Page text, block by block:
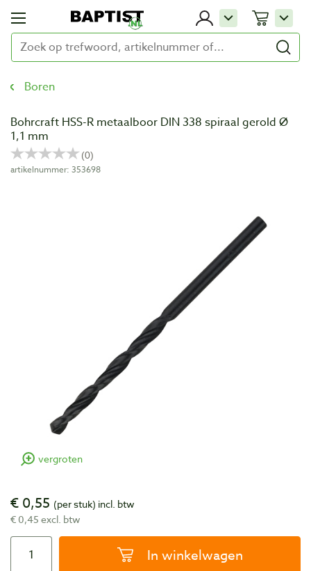
Boren
Bohrcraft HSS-R metaalboor DIN 338 spiraal gerold Ø
1,1 mm
artikelnummer: 353698
vergroten
€ 0,55 (per stuk) incl. btw
€ 0,45 excl. btw
In winkelwagen